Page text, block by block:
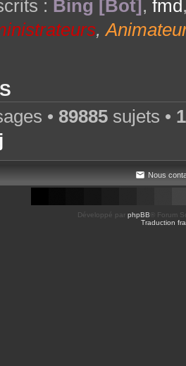
: Bing [Bot], fmd
,
• 89885 sujets •
Nous
Développé par phpBB ® Forum
Traduction